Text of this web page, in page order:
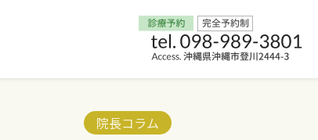
Categories:
院長コラム
Home